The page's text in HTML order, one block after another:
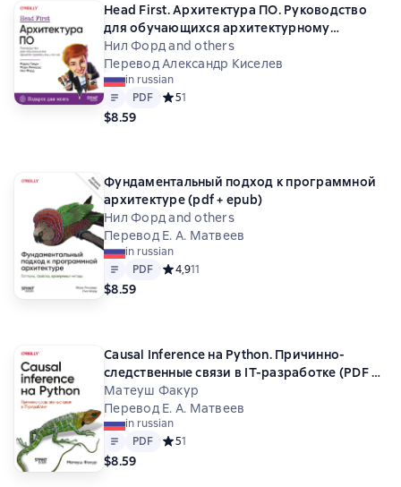
Head First. Архитектура ПО. Руководство
для обучающихся архитектурному
мышлению
Нил Форд and others
Перевод Александр Киселев
in russian
Text
PDF
PDF Средний рейтинг 5 на основе 1 оценок
51
$8.59
Фундаментальный подход к программной
архитектуре (pdf + epub)
Нил Форд and others
Перевод Е. А. Матвеев
in russian
Text
PDF
PDF Средний рейтинг 4,9 на основе 11 оценок
4,911
$8.59
Causal Inference на Python. Причинно-
следственные связи в IT-разработке (PDF +
EPUB)
Матеуш Факур
Перевод Е. А. Матвеев
in russian
Text
PDF
PDF Средний рейтинг 5 на основе 1 оценок
51
$8.59